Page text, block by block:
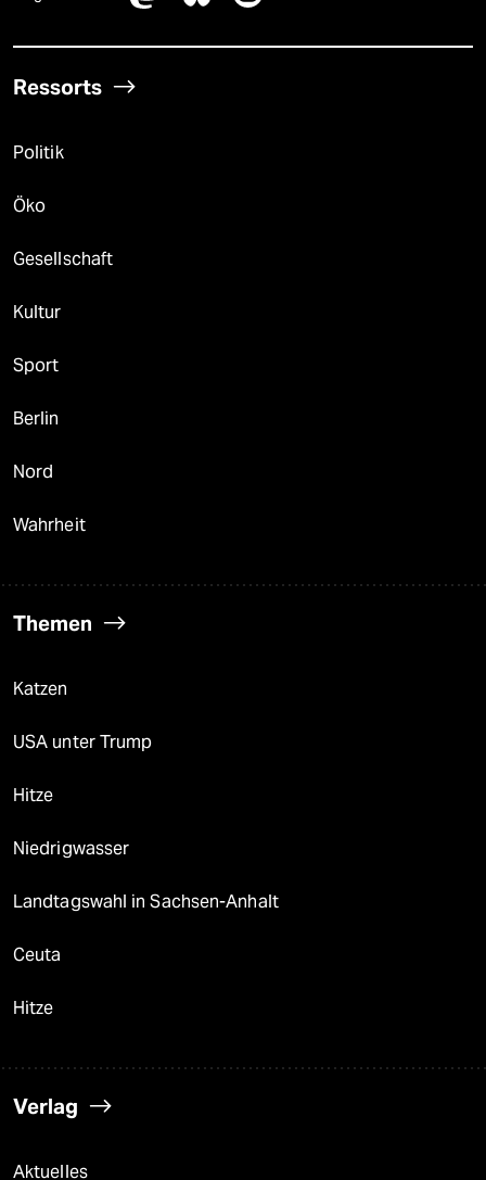
Ressorts
Politik
Öko
Gesellschaft
Kultur
Sport
Berlin
Nord
Wahrheit
Themen
Katzen
USA unter Trump
Hitze
Niedrigwasser
Landtagswahl in Sachsen-Anhalt
Ceuta
Hitze
Verlag
Aktuelles